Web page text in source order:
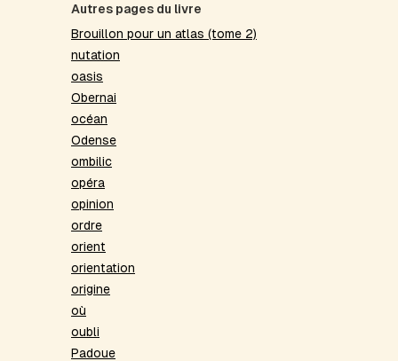
Autres pages du livre
Brouillon pour un atlas (tome 2)
nutation
oasis
Obernai
océan
Odense
ombilic
opéra
opinion
ordre
orient
orientation
origine
où
oubli
Padoue